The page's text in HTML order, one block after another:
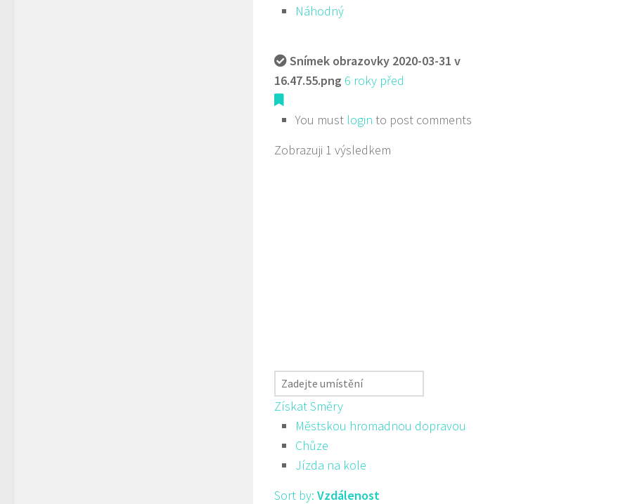
Náhodný
Snímek obrazovky 2020-03-31 v
16.47.55.png 6 roky před
You must login to post comments
Zobrazuji 1 výsledkem
Získat Směry
Městskou hromadnou dopravou
Chůze
Jízda na kole
Sort by: Vzdálenost